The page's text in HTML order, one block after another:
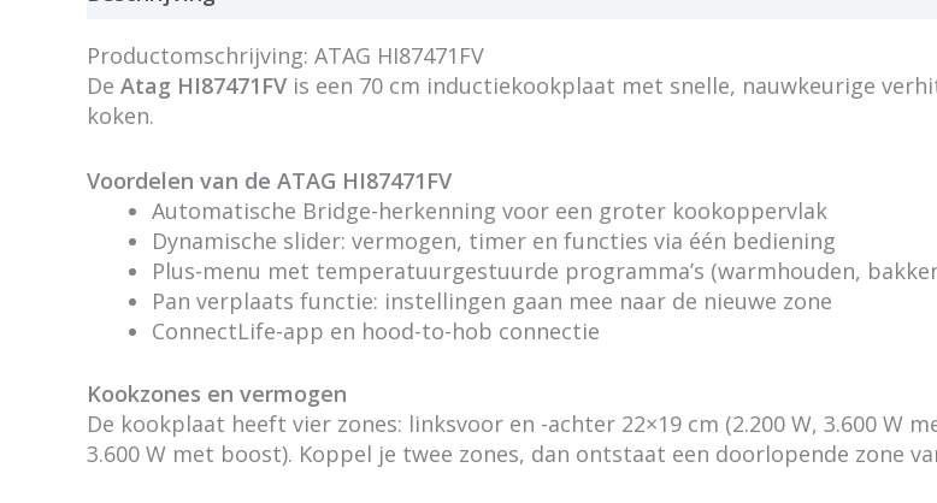
Productomschrijving: ATAG HI87471FV
De Atag HI87471FV is een 70 cm inductiekookplaat met snelle, nauwkeurige
koken.
Voordelen van de ATAG HI87471FV
Automatische Bridge-herkenning voor een groter kookoppervlak
Dynamische slider: vermogen, timer en functies via één bediening
Plus-menu met temperatuurgestuurde programma’s (warmhouden,
Pan verplaats functie: instellingen gaan mee naar de nieuwe zone
ConnectLife-app en hood-to-hob connectie
Kookzones en vermogen
De kookplaat heeft vier zones: linksvoor en -achter 22×19 cm (2.200 W, 3.600 W
3.600 W met boost). Koppel je twee zones, dan ontstaat een doorlopende zone